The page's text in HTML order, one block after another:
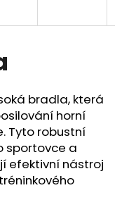
bradla, která
horní
Tyto robustní
sportovce a
efektivní nástroj